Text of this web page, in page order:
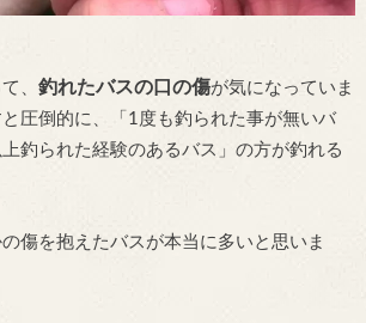
、 釣れたバスの口の傷が気になっていま
圧倒的に、「1度も釣られた事が無いバ
釣られた経験のあるバス」の方が釣れる
傷を抱えたバスが本当に多いと思いま